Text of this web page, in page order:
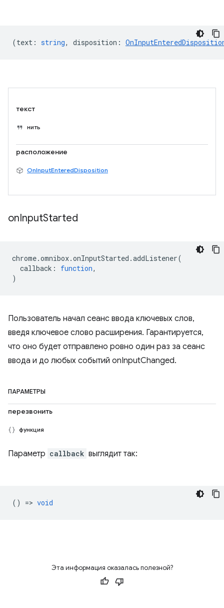
(text : string, disposition :
текст
нить
расположение
OnInputEnteredDisposition
onInputStarted
chrome.omnibox.onInputStarted .addListener(
callback : function,
)
Пользователь начал сеанс ввода ключевых слов,
введя ключевое слово расширения. Гарантируется,
что оно будет отправлено ровно один раз за сеанс
ввода и до любых событий onInputChanged.
ПАРАМЕТРЫ
перезвонить
функция
Параметр callback выглядит так:
() => void
Эта информация оказалась полезной?